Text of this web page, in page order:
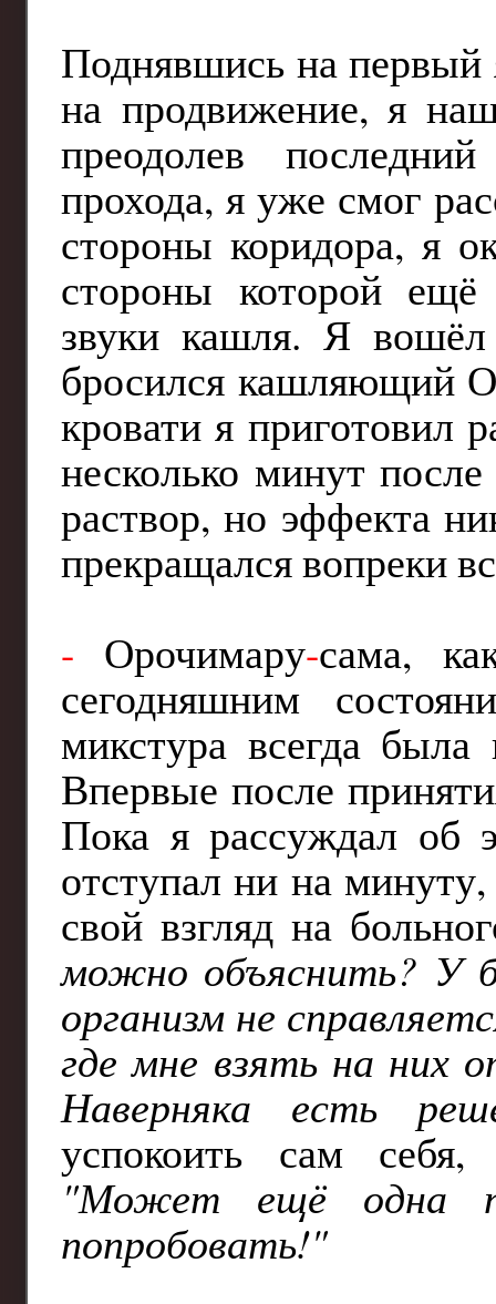
Поднявшись на первый
на продвижение, я
преодолев
прохода, я уже смог
стороны коридора, я
стороны которой ещё
звуки кашля. Я
бросился кашляющий
кровати я приготовил
несколько минут
раствор, но эффекта
прекращался вопреки
- Орочимару-сама,
сегодняшним
микстура всегда была
Впервые после
Пока я рассуждал об
отступал ни на минуту,
свой взгляд на
можно объяснить? У
организм не
где мне взять на них
Наверняка есть
успокоить сам
"Может ещё одна
попробовать!"